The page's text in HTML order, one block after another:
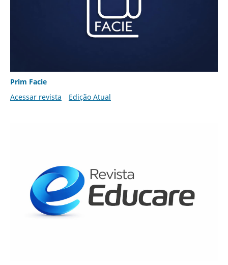
Prim Facie
Acessar revista
Edição Atual